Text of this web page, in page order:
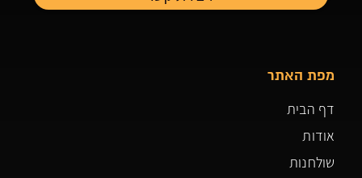
מפת האתר
דף הבית
אודות
שולחנות